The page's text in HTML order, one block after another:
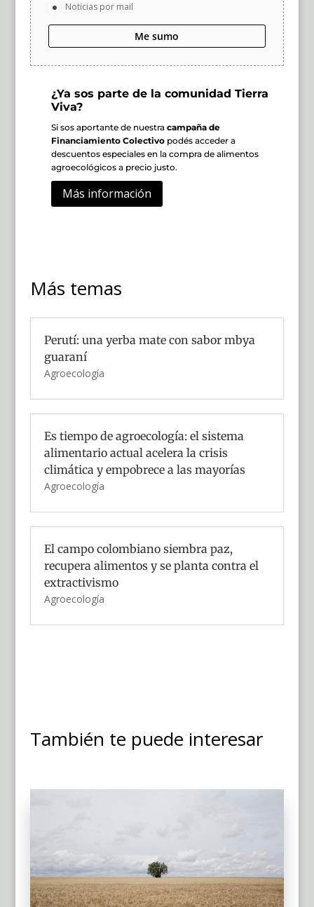
Noticias por mail
Me sumo
¿Ya sos parte de la comunidad Tierra
Viva?
Si sos aportante de nuestra campaña de
Financiamiento Colectivopodés acceder a
descuentos especiales en la compra de alimentos
agroecológicos a precio justo.
Más información
Más temas
Perutí: una yerba mate con sabor mbya
guaraní
Agroecología
Es tiempo de agroecología: el sistema
alimentario actual acelera la crisis
climática y empobrece a las mayorías
Agroecología
El campo colombiano siembra paz,
recupera alimentos y se planta contra el
extractivismo
Agroecología
También te puede interesar